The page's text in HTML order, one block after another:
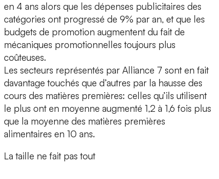
en 4 ans alors que les dépenses publicitaires des
catégories ont progressé de 9% par an, et que les
budgets de promotion augmentent du fait de
mécaniques promotionnelles toujours plus
coûteuses.
Les secteurs représentés par Alliance 7 sont en fait
davantage touchés que d’autres par la hausse des
cours des matières premières: celles qu’ils utilisent
le plus ont en moyenne augmenté 1,2 à 1,6 fois plus
que la moyenne des matières premières
alimentaires en 10 ans.
La taille ne fait pas tout